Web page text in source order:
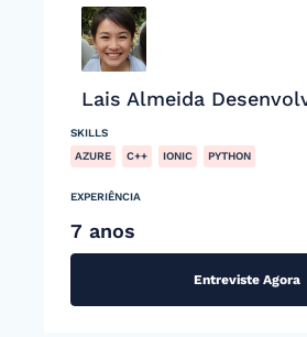
Lais Almeida
SKILLS
AZURE
C++ IONIC PYTHON
EXPERIÊNCIA
7 anos
Entreviste Agora